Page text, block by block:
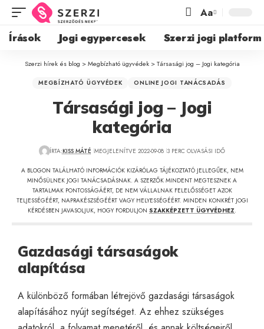
Aa
Írások Jogi egypercesek Szerzi jogi platform
Szerzi hírek és blog >Megbízható ügyvédek>Társasági jog – Jogi kategória
MEGBÍZHATÓ ÜGYVÉDEK ONLINE JOGI TANÁCSADÁS
Társasági jog – Jogi
kategória
ÍRTA:KISS MÁTÉ MEGJELENÍTVE 2022-09-08 3 PERC OLVASÁSI IDŐ
A BLOGON TALÁLHATÓ INFORMÁCIÓK KIZÁRÓLAG TÁJÉKOZTATÓ JELLEGŰEK, NEM
MINŐSÜLNEK JOGI TANÁCSADÁSNAK. A SZERZŐK MINDENT MEGTESZNEK A
TARTALMAK PONTOSSÁGÁÉRT, DE NEM VÁLLALNAK FELELŐSSÉGET AZOK
TELJESSÉGÉÉRT, NAPRAKÉSZSÉGÉÉRT VAGY HELYESSÉGÉÉRT. MINDEN KONKRÉT JOGI
KÉRDÉSBEN JAVASOLJUK, HOGY FORDULJON SZAKKÉPZETT ÜGYVÉDHEZ.
Gazdasági társaságok
alapítása
A különböző formában létrejövő gazdasági társaságok
alapításához nyújt segítséget. Az ehhez szükséges